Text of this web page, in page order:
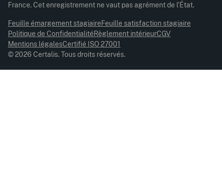
France. Cet enregistrement ne vaut pas agrément de l’État.
© 2026 Certalis. Tous droits réservés.
Feuille émargement stagiaireFeuille satisfaction stagiaire
Politique de ConfidentialitéRèglement intérieurCGV
Mentions légalesCertifié ISO 27001